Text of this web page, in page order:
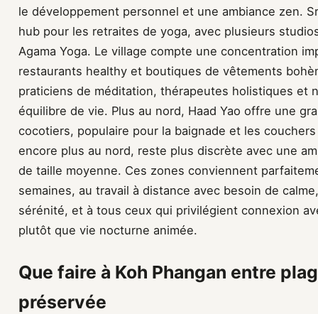
le développement personnel et une ambiance zen.
hub pour les retraites de yoga, avec plusieurs
Agama Yoga. Le village compte une concentration
restaurants healthy et boutiques de vêtements
praticiens de méditation, thérapeutes holistiques et
équilibre de vie. Plus au nord, Haad Yao offre une
cocotiers, populaire pour la baignade et les
encore plus au nord, reste plus discrète avec une
de taille moyenne. Ces zones conviennent
semaines, au travail à distance avec besoin de
sérénité, et à tous ceux qui privilégient connexion
plutôt que vie nocturne animée.
Que faire à Koh Phangan entre
préservée